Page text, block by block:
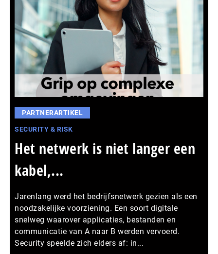
PARTNERARTIKEL
SECURITY & RISK
Het netwerk is niet langer een
kabel,...
Jarenlang werd het bedrijfsnetwerk gezien als een
noodzakelijke voorziening. Een soort digitale
snelweg waarover applicaties, bestanden en
communicatie van A naar B werden vervoerd.
Security speelde zich elders af: in...